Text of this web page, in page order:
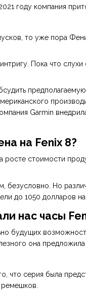
году компания
то уже пора
Пока что
Garmin
на Fenix 8?
стоимости
безусловно. Но
до 1050 долларов
нас часы
будущих
она предложила
что серия была